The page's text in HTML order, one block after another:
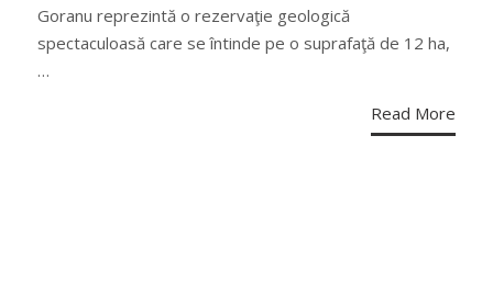
Goranu reprezintă o rezervaţie geologică
spectaculoasă care se întinde pe o suprafaţă de 12 ha,
…
Read More